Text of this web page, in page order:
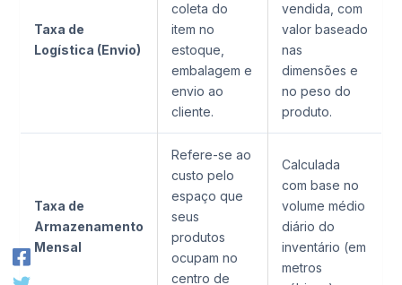
Taxa de
Logística (Envio)
coleta do
item no
estoque,
embalagem e
envio ao
cliente.
vendida, com
valor baseado
nas
dimensões e
no peso do
produto.
Taxa de
Armazenamento
Mensal
Refere-se ao
custo pelo
espaço que
seus
produtos
ocupam no
centro de
Calculada
com base no
volume médio
diário do
inventário (em
metros